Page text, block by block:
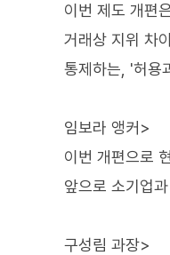
이번 제도 개편
거래상 지위 차
통제하는, '허용
임보라 앵커>
이번 개편으로
앞으로 소기업
구성림 과장>